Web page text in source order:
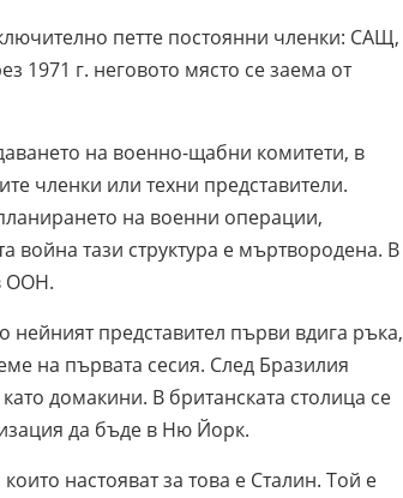
петте постоянни членки: САЩ,
1971 г. неговото място се заема от
на военно-щабни комитети, в
членки или техни представители.
на военни операции,
война тази структура е мъртвородена. В
ООН.
представител първи вдига ръка,
на първата сесия. След Бразилия
домакини. В британската столица се
да бъде в Ню Йорк.
настояват за това е Сталин. Той е